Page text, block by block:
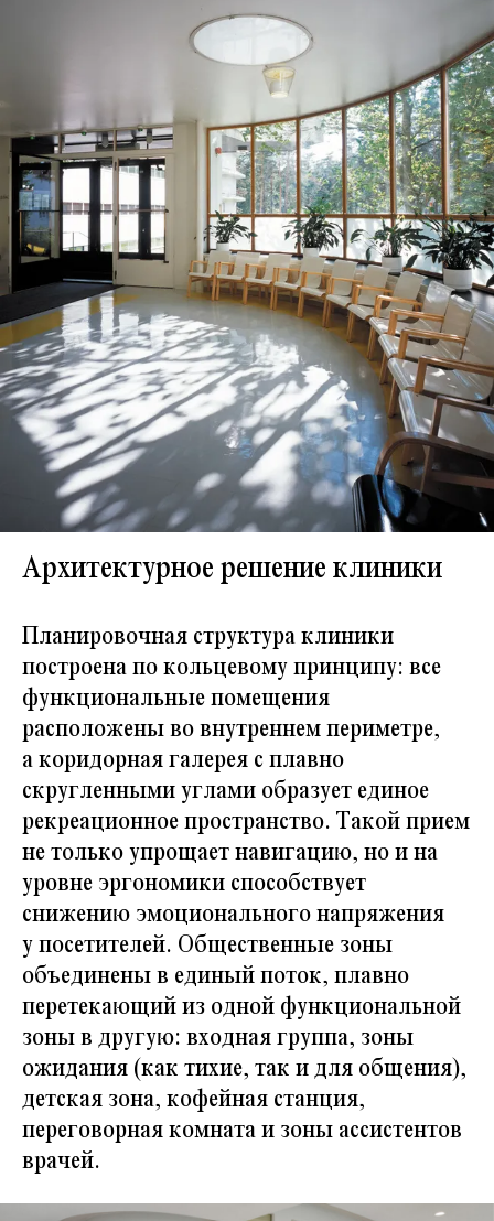
Архитектурное решение клиники
Планировочная структура клиники
построена по кольцевому принципу: все
функциональные помещения
расположены во внутреннем периметре,
а коридорная галерея с плавно
скругленными углами образует единое
рекреационное пространство. Такой прием
не только упрощает навигацию, но и на
уровне эргономики способствует
снижению эмоционального напряжения
у посетителей. Общественные зоны
объединены в единый поток, плавно
перетекающий из одной функциональной
зоны в другую: входная группа, зоны
ожидания (как тихие, так и для общения),
детская зона, кофейная станция,
переговорная комната и зоны ассистентов
врачей.